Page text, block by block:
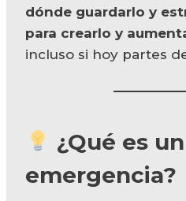
dónde guardarlo y
para crearlo y
incluso si hoy partes
¿Qué es
emergencia?